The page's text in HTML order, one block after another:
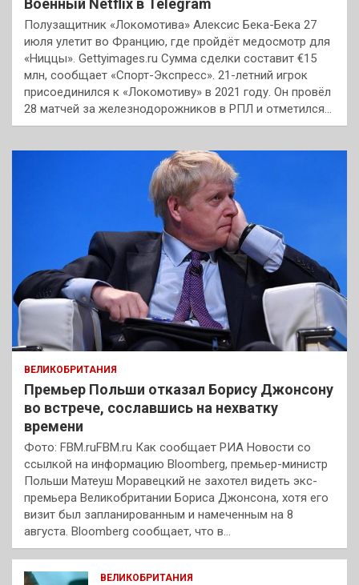
Военный Netflix в Telegram
Полузащитник «Локомотива» Алексис Бека-Бека 27
июля улетит во Францию, где пройдёт медосмотр для
«Ниццы». Gettyimages.ru Сумма сделки составит €15
млн, сообщает «Спорт-Экспресс». 21-летний игрок
присоединился к «Локомотиву» в 2021 году. Он провёл
28 матчей за железнодорожников в РПЛ и отметился…
ВЕЛИКОБРИТАНИЯ
Премьер Польши отказал Борису Джонсону
во встрече, сославшись на нехватку
времени
Фото: FBM.ruFBM.ru Как сообщает РИА Новости со
ссылкой на информацию Bloomberg, премьер-министр
Польши Матеуш Моравецкий не захотел видеть экс-
премьера Великобритании Бориса Джонсона, хотя его
визит был запланированным и намеченным на 8
августа. Bloomberg сообщает, что в…
ВЕЛИКОБРИТАНИЯ